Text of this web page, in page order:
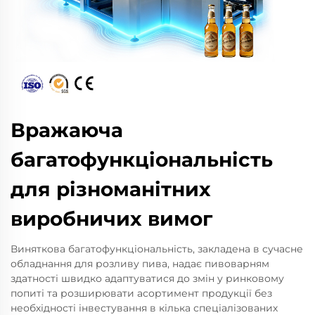
Вражаюча
багатофункціональність
для різноманітних
виробничих вимог
Виняткова багатофункціональність, закладена в сучасне
обладнання для розливу пива, надає пивоварням
здатності швидко адаптуватися до змін у ринковому
попиті та розширювати асортимент продукції без
необхідності інвестування в кілька спеціалізованих